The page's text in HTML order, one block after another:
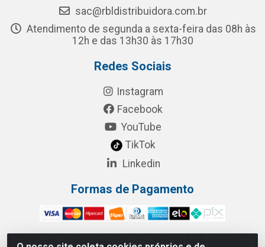
sac@rbldistribuidora.com.br
Atendimento de segunda a sexta-feira das 08h às
12h e das 13h30 às 17h30
Redes Sociais
Instagram
Facebook
YouTube
TikTok
Linkedin
Formas de Pagamento